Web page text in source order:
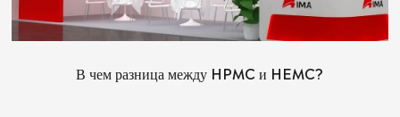
В чем разница между HPMC и HEMC?